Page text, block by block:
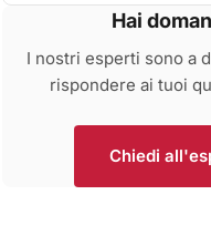
Hai
I nostri esperti sono a
rispondere ai tuoi
Chiedi